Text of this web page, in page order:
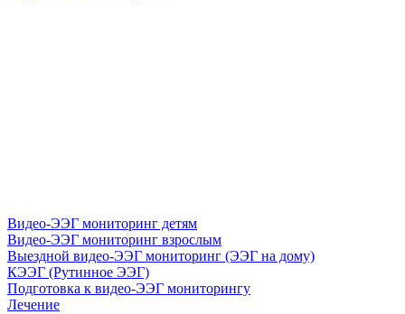
Видео-ЭЭГ мониторинг детям
Видео-ЭЭГ мониторинг взрослым
Выездной видео-ЭЭГ мониторинг (ЭЭГ на дому)
КЭЭГ (Рутинное ЭЭГ)
Подготовка к видео-ЭЭГ мониторингу
Лечение